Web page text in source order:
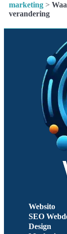
marketing >
verandering
Websito
SEO
Design